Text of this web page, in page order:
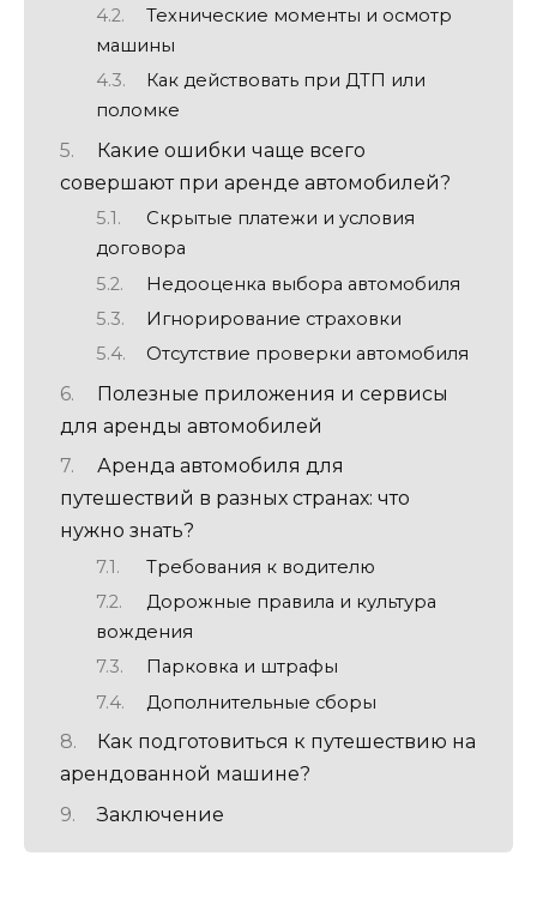
Технические моменты и осмотр
машины
Как действовать при ДТП или
поломке
Какие ошибки чаще всего
совершают при аренде автомобилей?
Скрытые платежи и условия
договора
Недооценка выбора автомобиля
Игнорирование страховки
Отсутствие проверки автомобиля
Полезные приложения и сервисы
для аренды автомобилей
Аренда автомобиля для
путешествий в разных странах: что
нужно знать?
Требования к водителю
Дорожные правила и культура
вождения
Парковка и штрафы
Дополнительные сборы
Как подготовиться к путешествию на
арендованной машине?
Заключение